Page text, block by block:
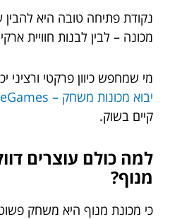
נקודת פתיחה טובה היא להבין
מכונה – לבין לבנות חוויית
מי שמחפש כיוון פרקטי
יבוא מכונות משחק – ArcadeGames
קיים בשוק.
למה כולם עוצרים
מנוף?
כי מכונת מנוף היא משחק